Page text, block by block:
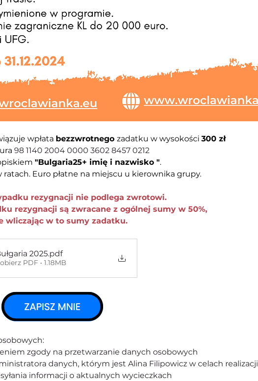
wpłata bezzwrotnego zadatku w wysokości 300 zł
98 1140 2004 0000 3602 8457 0212
"Bulgaria25+ imię i nazwisko ".
ratach. Euro płatne na miejscu u kierownika grupy.
rezygnacji nie podlega zwrotowi.
rezygnacji są zwracane z ogólnej sumy w 50%,
wliczając w to sumy zadatku.
2025.pdf
PDF • 1.18MB
zgody na przetwarzanie danych osobowych
danych, którym jest Alina Filipowicz w celach realizacji
informacji o aktualnych wycieczkach